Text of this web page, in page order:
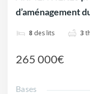
d’aménagement
8 des lits 3
265 000€
Bases